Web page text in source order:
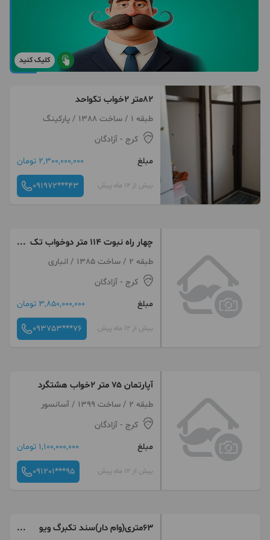
کلیک کنید
۸۲متر ۲خواب تکواحد
طبقه 1 / ساخت 1388 / پارکینگ
کرج - آزادگان
مبلغ
2,300,000,000 تومان
بیش از 12 ماه پیش 091972***43
چهار راه نبوت ۱۱۴ متر دوخواب تک
واحدی فروشی
طبقه 2 / ساخت 1385 / انباری
کرج - آزادگان
مبلغ
3,850,000,000 تومان
بیش از 12 ماه پیش 093753***76
آپارتمان ۷۵ متر ۲خواب هشتگرد
طبقه 2 / ساخت 1399 / آسانسور
کرج - آزادگان
مبلغ
1,100,000,000 تومان
بیش از 12 ماه پیش 091201***95
۶۳متری(وام دار)سند تکبرگ ویو